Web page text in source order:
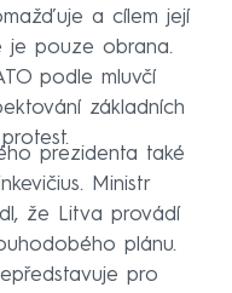
a cílem její
je pouze obrana.
podle mluvčí
základních
prezidenta také
Ministr
že Litva provádí
plánu.
pro